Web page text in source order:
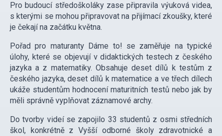
Pro budoucí středoškoláky zase připravila výuková videa,
s kterými se mohou připravovat na přijímací zkoušky, které
je čekají na začátku května.
Pořad pro maturanty Dáme to! se zaměřuje na typické
úlohy, které se objevují v didaktických testech z českého
jazyka a z matematiky. Obsahuje deset dílů k testům z
českého jazyka, deset dílů k matematice a ve třech dílech
ukáže studentům hodnocení maturitních testů nebo jak by
měli správně vyplňovat záznamové archy.
Do tvorby videí se zapojilo 33 studentů z osmi středních
škol, konkrétně z Vyšší odborné školy zdravotnické a